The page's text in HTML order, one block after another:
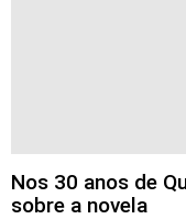
Nos 30 anos de
sobre a novela